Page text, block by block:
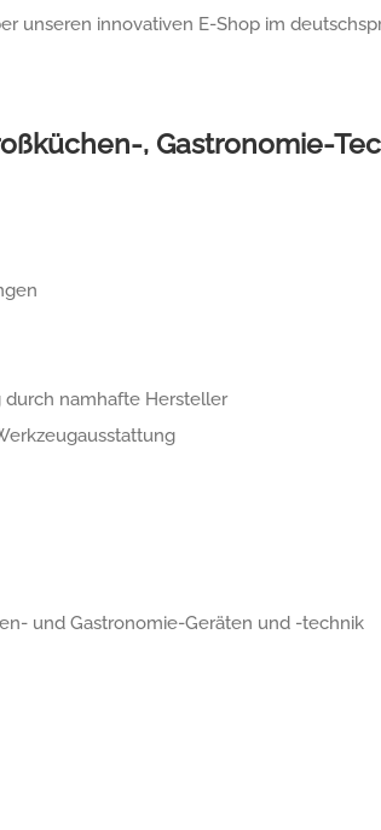
unseren innovativen E-Shop im
, Gastronomie-
namhafte Hersteller
und Gastronomie-Geräten und -technik